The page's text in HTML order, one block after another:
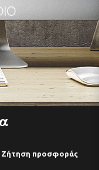
Ζήτηση προσφοράς